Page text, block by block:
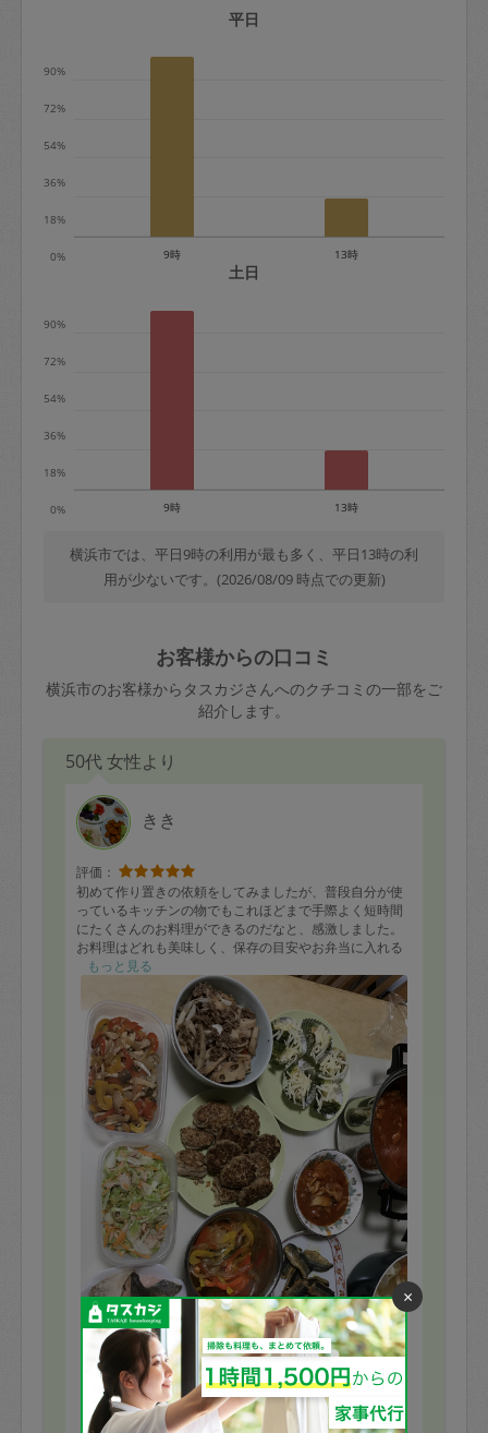
期は月2回まで隔週定期は月1回までキャ
※キャンセル料金の設定について：
平日
0%
18%
36%
54%
72%
90%
9時 13時
土日
0%
18%
36%
54%
72%
90%
9時 13時
横浜市では、平日9時の利用が最も多く、平日13時の利
用が少ないです。(2026/08/09 時点での更新)
お客様からの口コミ
横浜市のお客様からタスカジさんへのクチコミの一部をご
紹介します。
50代 女性より
きき
評価：
初めて作り置きの依頼をしてみましたが、普段自分が使
っているキッチンの物でもこれほどまで手際よく短時間
にたくさんのお料理ができるのだなと、感激しました。
お料理はどれも美味しく、保存の目安やお弁当に入れる
時のコツ、代わりに使える食材も教えてもらえました。
話しやすいお人柄で楽しい時間を過ごせました。またよ
ろしくお願い致します。
もっと見る
※依頼者の依頼当時の主観的な感想です。
×